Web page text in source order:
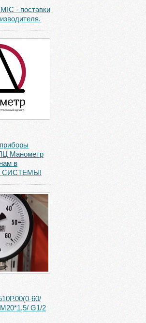
- поставки
Манометр
в
СИСТЕМЫ!
60/
G1/2